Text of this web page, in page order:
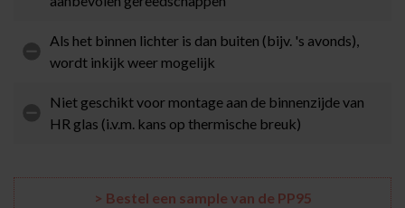
Als het binnen lichter is dan buiten (bijv. 's avonds),
wordt inkijk weer mogelijk
Niet geschikt voor montage aan de binnenzijde van
HR glas (i.v.m. kans op thermische breuk)
> Bestel een sample van de PP95